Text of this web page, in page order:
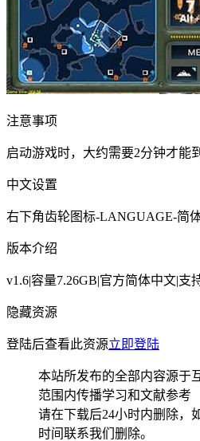
注意事项
启动游戏时，大约需要2分钟才能
中文设置
右下角齿轮图标-LANGUAGE-简
版本介绍
v1.6|容量7.26GB|官方简体中文|支
隐藏资源
登陆后查看此资源立即登陆
本站所发布的全部内容源于
范围内传播学习和文献参考
请在下载后24小时内删除，
时间联系我们删除。